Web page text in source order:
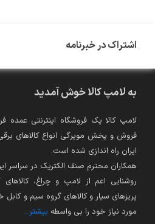
اشتراک در خبرنامه
به لامپ کالا خوش آمدید
لامپ کالا یک فروشگاه اینترنتی عمده
فروش و پخش مویرگی انواع کالاهای
ایران راه اندازی شده است.
همکاران محترم صنف الکتریک در سراسر
روشنایی اعم از لامپ و چراغ،
پریزهای سیار و کالاهای گروه سیم و
مورد نیاز خود را بی واسطه بیشتر...